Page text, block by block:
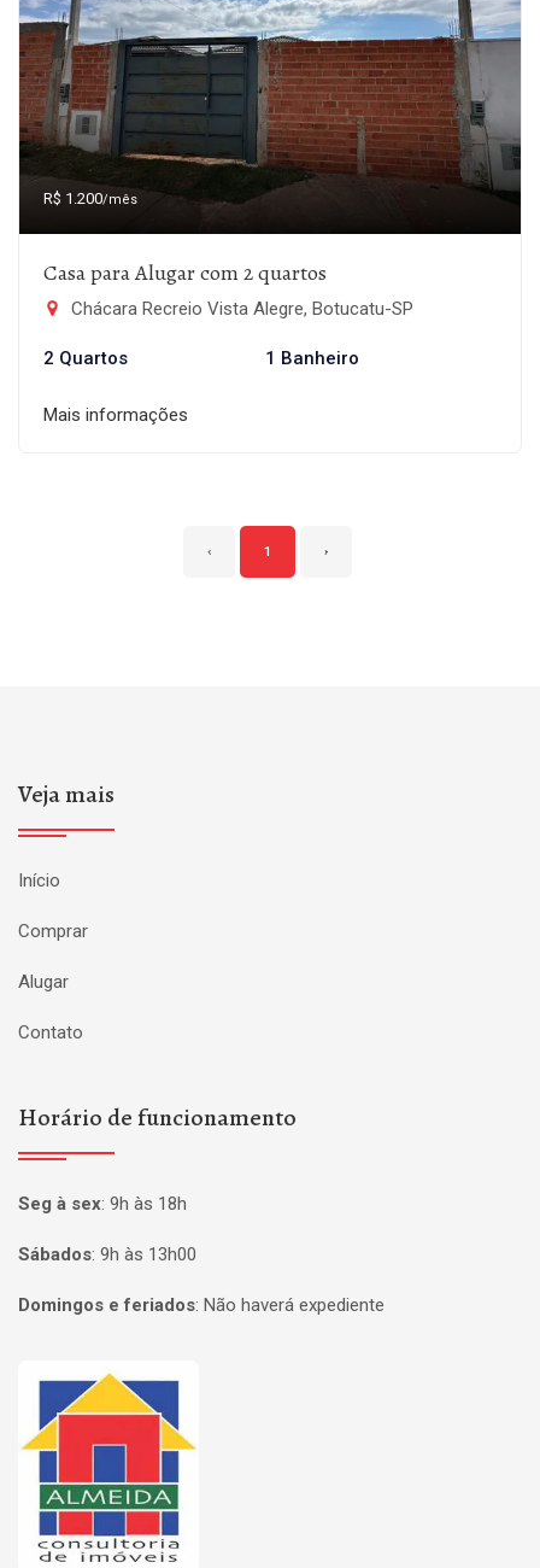
R$ 1.200/mês
Casa para Alugar com 2 quartos
Chácara Recreio Vista Alegre, Botucatu-SP
2 Quartos 1 Banheiro
Mais informações
‹ 1 ›
Veja mais
Início
Comprar
Alugar
Contato
Horário de funcionamento
Seg à sex: 9h às 18h
Sábados: 9h às 13h00
Domingos e feriados: Não haverá expediente
Página inicial